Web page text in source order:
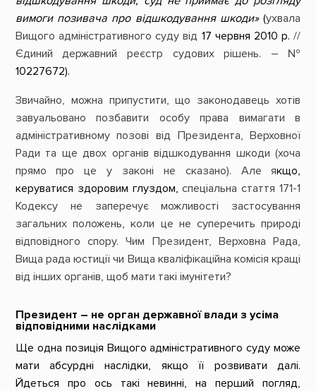
вимоги позивача про відшкодування шкоди»(ухвала
Вищого адміністративного суду від 17 червня 2010 р. //
Єдиний державний реєстр судових рішень. – №
10227672).
Звичайно, можна припустити, що законодавець хотів
завуальовано позбавити особу права вимагати в
адміністративному позові від Президента, Верховної
Ради та ще двох органів відшкодування шкоди (хоча
прямо про це у законі не сказано). Але якщо,
керуватися здоровим глуздом,спеціальна стаття 171-1
Кодексу не заперечує можливості застосування
загальних положень, коли це не суперечить природі
відповідного спору. Чим Президент, Верховна Рада,
Вища рада юстиції чи Вища кваліфікаційна комісія кращі
від інших органів, щоб мати такі імунітети?
Президент – не орган державної влади з усіма
відповідними наслідками
Ще одна позиція Вищого адміністративного суду може
мати абсурдні наслідки, якщо її розвивати далі.
Йдеться про ось такі невинні, на перший погляд,